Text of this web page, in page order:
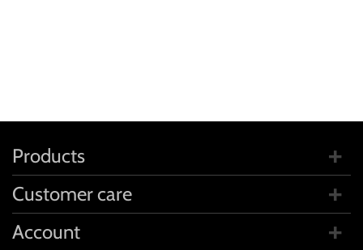
Products
Customer care
Account